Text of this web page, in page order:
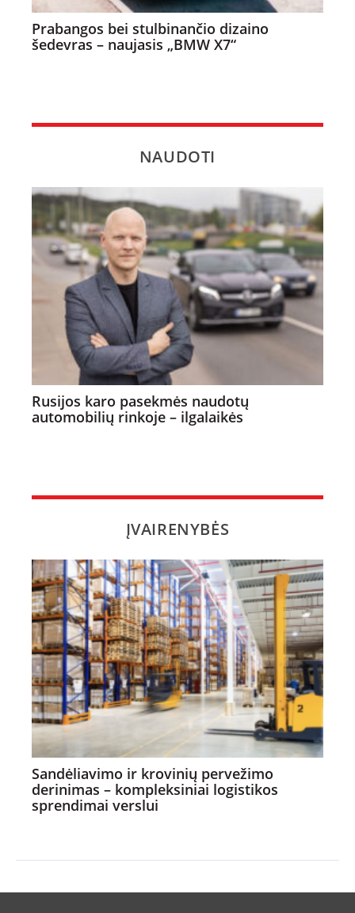
Prabangos bei stulbinančio dizaino
šedevras – naujasis „BMW X7“
NAUDOTI
Rusijos karo pasekmės naudotų
automobilių rinkoje – ilgalaikės
ĮVAIRENYBĖS
Sandėliavimo ir krovinių pervežimo
derinimas – kompleksiniai logistikos
sprendimai verslui